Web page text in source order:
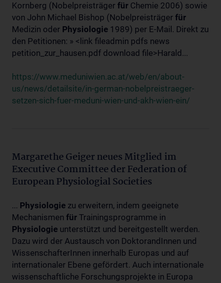
Kornberg (Nobelpreisträger für Chemie 2006) sowie
von John Michael Bishop (Nobelpreisträger für
Medizin oder Physiologie 1989) per E-Mail. Direkt zu
den Petitionen: » <link fileadmin pdfs news
petition_zur_hausen.pdf download file>Harald...
https://www.meduniwien.ac.at/web/en/about-
us/news/detailsite/in-german-nobelpreistraeger-
setzen-sich-fuer-meduni-wien-und-akh-wien-ein/
Margarethe Geiger neues Mitglied im
Executive Committee der Federation of
European Physiologial Societies
... Physiologie zu erweitern, indem geeignete
Mechanismen für Trainingsprogramme in
Physiologie unterstützt und bereitgestellt werden.
Dazu wird der Austausch von DoktorandInnen und
WissenschafterInnen innerhalb Europas und auf
internationaler Ebene gefördert. Auch internationale
wissenschaftliche Forschungsprojekte in Europa